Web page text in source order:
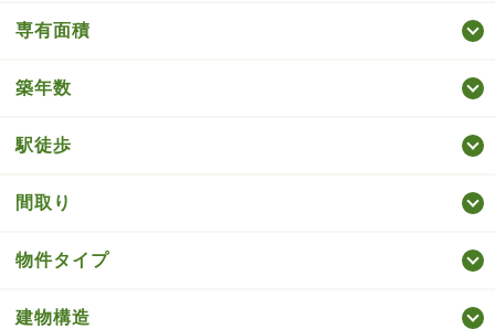
専有面積
築年数
駅徒歩
間取り
物件タイプ
建物構造